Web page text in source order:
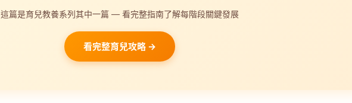
這篇是育兒教養系列其中一篇 — 看完整指南了解每階段關鍵發展
看完整育兒攻略 →